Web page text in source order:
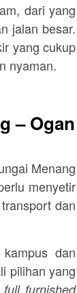
dari yang
jalan besar.
yang cukup
nyaman.
– Ogan
Menang
menyetir
dan
dan
pilihan yang
full furnished